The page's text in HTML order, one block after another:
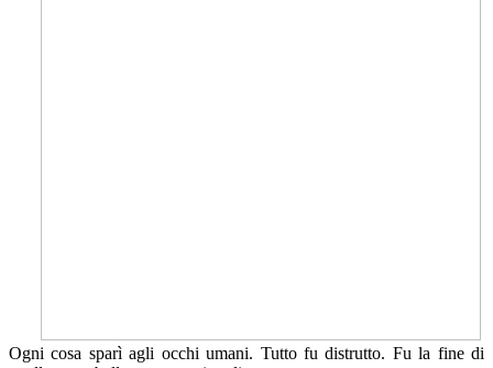
Ogni cosa sparì agli occhi umani. Tutto fu distrutto. Fu la fine di